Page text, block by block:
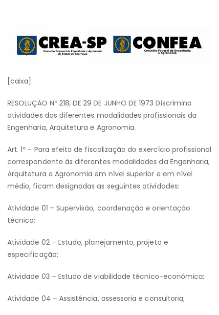
[caixa]
RESOLUÇÃO Nº 218, DE 29 DE JUNHO DE 1973 Discrimina
atividades das diferentes modalidades profissionais da
Engenharia, Arquitetura e Agronomia.
Art. 1º – Para efeito de fiscalização do exercício profissional
correspondente às diferentes modalidades da Engenharia,
Arquitetura e Agronomia em nível superior e em nível
médio, ficam designadas as seguintes atividades:
Atividade 01 – Supervisão, coordenação e orientação
técnica;
Atividade 02 – Estudo, planejamento, projeto e
especificação;
Atividade 03 – Estudo de viabilidade técnico-econômica;
Atividade 04 – Assistência, assessoria e consultoria;